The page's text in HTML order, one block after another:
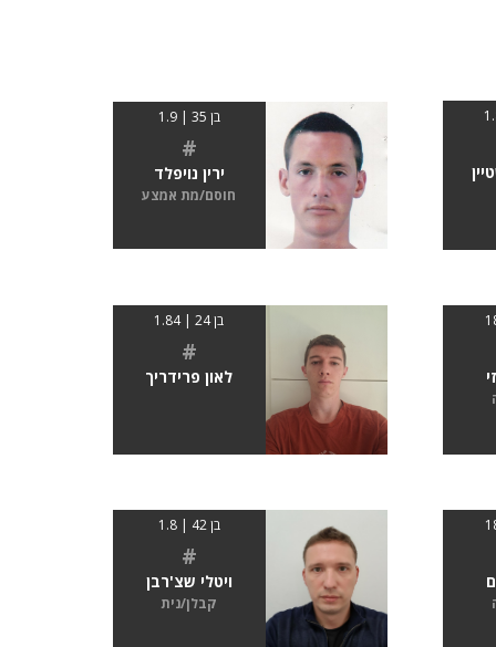
בן 35 | 1.9
#
ירין נויפלד
חוסם/מת אמצע
בן 24 | 1.84
#
לאון פרידריך
בן 42 | 1.8
#
ויטלי שצ'רבן
קבלן/נית